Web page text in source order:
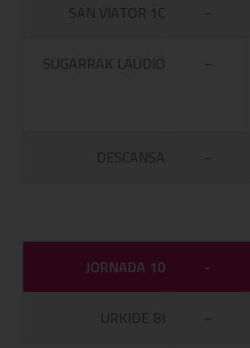
SAN VIATOR 1C –
SUGARRAK LAUDIO –
DESCANSA –
JORNADA 10 -
URKIDE BI –